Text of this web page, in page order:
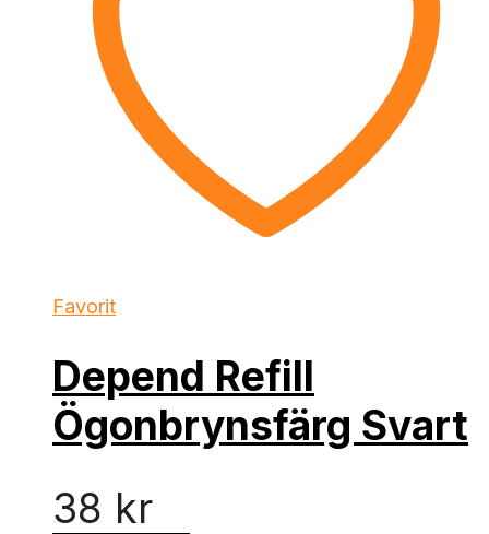
Favorit
Depend Refill
Ögonbrynsfärg Svart
38 kr